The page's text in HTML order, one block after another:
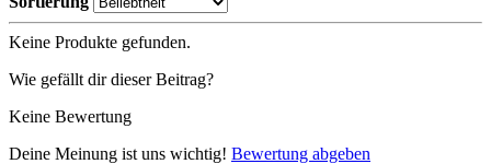
Keine Produkte gefunden.
Wie gefällt dir dieser Beitrag?
Keine Bewertung
Deine Meinung ist uns wichtig! Bewertung abgeben